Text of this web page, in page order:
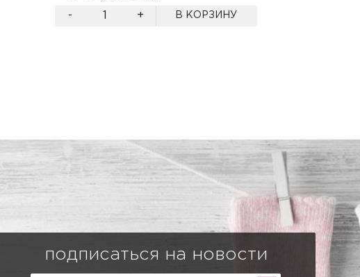
- + В КОРЗИНУ
подписаться на новости